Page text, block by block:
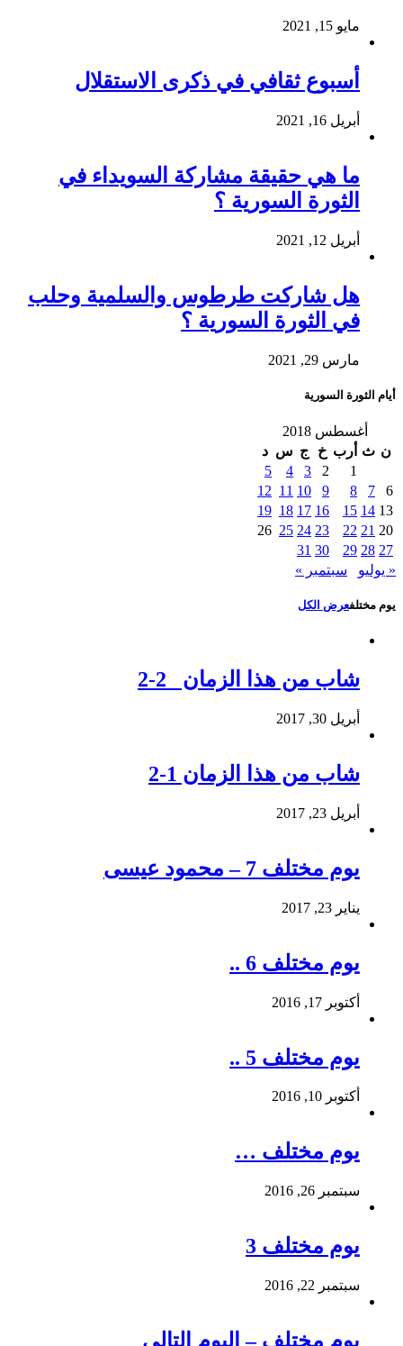
مايو 15, 2021
أسبوع ثقافي في ذكرى الاستقلال
أبريل 16, 2021
ما هي حقيقة مشاركة السويداء في
الثورة السورية ؟
أبريل 12, 2021
هل شاركت طرطوس والسلمية وحلب
في الثورة السورية ؟
مارس 29, 2021
أيام الثورة السورية
أغسطس 2018
ن ث أرب خ ج س د
1
2
3
4
5
6
7
8
9
10
11
12
13
14
15
16
17
18
19
20
21
22
23
24
25
26
27
28
29
30
31
« يوليو
سبتمبر »
يوم مختلفعرض الكل
شاب من هذا الزمان 2-2
أبريل 30, 2017
شاب من هذا الزمان 1-2
أبريل 23, 2017
يوم مختلف 7 – محمود عيسى
يناير 23, 2017
يوم مختلف 6 ..
أكتوبر 17, 2016
يوم مختلف 5 ..
أكتوبر 10, 2016
يوم مختلف …
سبتمبر 26, 2016
يوم مختلف 3
سبتمبر 22, 2016
يوم مختلف – اليوم التالي